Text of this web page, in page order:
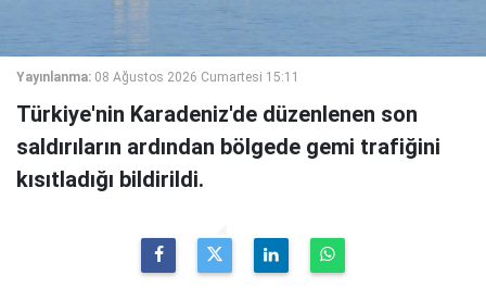
Yayınlanma: 08 Ağustos 2026 Cumartesi 15:11
Türkiye'nin Karadeniz'de düzenlenen son
saldırıların ardından bölgede gemi trafiğini
kısıtladığı bildirildi.